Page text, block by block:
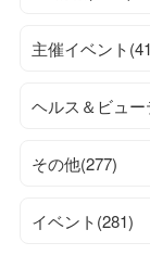
主催イベント
ヘルス＆ビュ
その他(277)
イベント(281)